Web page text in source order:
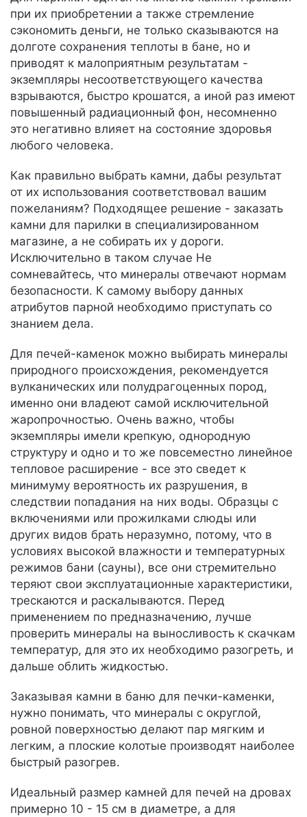
при их приобретении а также стремление
сэкономить деньги, не только сказываются на
долготе сохранения теплоты в бане, но и
приводят к малоприятным результатам -
экземпляры несоответствующего качества
взрываются, быстро крошатся, а иной раз имеют
повышенный радиационный фон, несомненно
это негативно влияет на состояние здоровья
любого человека.
Как правильно выбрать камни, дабы результат
от их использования соответствовал вашим
пожеланиям? Подходящее решение - заказать
камни для парилки в специализированном
магазине, а не собирать их у дороги.
Исключительно в таком случае Не
сомневайтесь, что минералы отвечают нормам
безопасности. К самому выбору данных
атрибутов парной необходимо приступать со
знанием дела.
Для печей-каменок можно выбирать минералы
природного происхождения, рекомендуется
вулканических или полудрагоценных пород,
именно они владеют самой исключительной
жаропрочностью. Очень важно, чтобы
экземпляры имели крепкую, однородную
структуру и одно и то же повсеместно линейное
тепловое расширение - все это сведет к
минимуму вероятность их разрушения, в
следствии попадания на них воды. Образцы с
включениями или прожилками слюды или
других видов брать неразумно, потому, что в
условиях высокой влажности и температурных
режимов бани (сауны), все они стремительно
теряют свои эксплуатационные характеристики,
трескаются и раскалываются. Перед
применением по предназначению, лучше
проверить минералы на выносливость к скачкам
температур, для это их необходимо разогреть, и
дальше облить жидкостью.
Заказывая камни в баню для печки-каменки,
нужно понимать, что минералы с округлой,
ровной поверхностью делают пар мягким и
легким, а плоские колотые производят наиболее
быстрый разогрев.
Идеальный размер камней для печей на дровах
примерно 10 - 15 см в диаметре, а для